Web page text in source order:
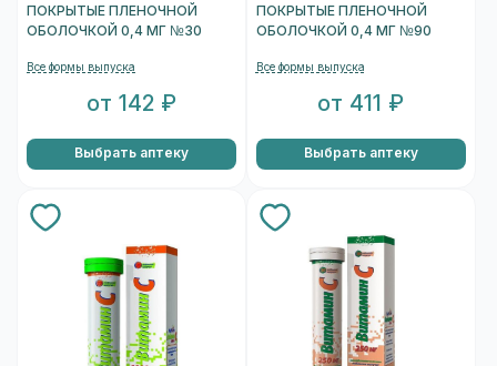
ПОКРЫТЫЕ ПЛЕНОЧНОЙ
ОБОЛОЧКОЙ 0,4 МГ №30
Все формы выпуска
от 142 ₽
Выбрать аптеку
ПОКРЫТЫЕ ПЛЕНОЧНОЙ
ОБОЛОЧКОЙ 0,4 МГ №90
Все формы выпуска
от 411 ₽
Выбрать аптеку